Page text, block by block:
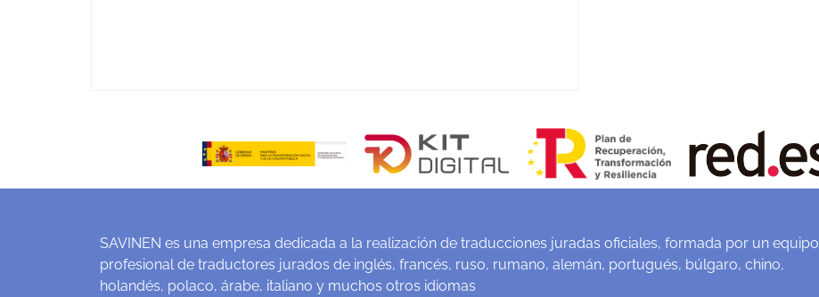
SAVINEN es una empresa dedicada a la realización de traducciones juradas oficiales, formada por un equipo
profesional de traductores jurados de inglés, francés, ruso, rumano, alemán, portugués, búlgaro, chino,
holandés, polaco, árabe, italiano y muchos otros idiomas